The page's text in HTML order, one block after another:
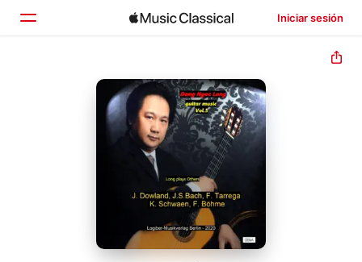
Iniciar sesión